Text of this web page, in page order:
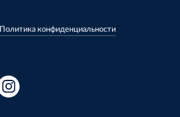
Политика конфиденциальности